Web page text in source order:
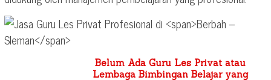
Belum Ada Guru Les Privat atau
Lembaga Bimbingan Belajar yang